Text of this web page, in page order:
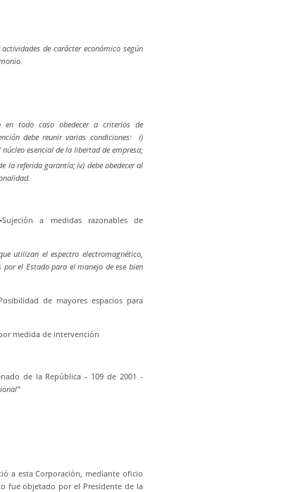
de carácter económico según
todo caso obedecer a criterios de
debe reunir varias condiciones: i)
esencial de la libertad de empresa;
la referida garantía;iv) debe obedecer al
Sujeción a medidas razonables de
utilizan el espectro electromagnético,
el Estado para el manejo de ese bien
de mayores espacios para
medida de intervención
de la República - 109 de 2001 -
a esta Corporación, mediante oficio
fue objetado por el Presidente de la